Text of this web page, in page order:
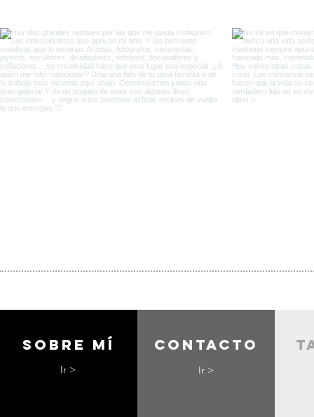
Sobre mí
Ir >
contacto
Ir >